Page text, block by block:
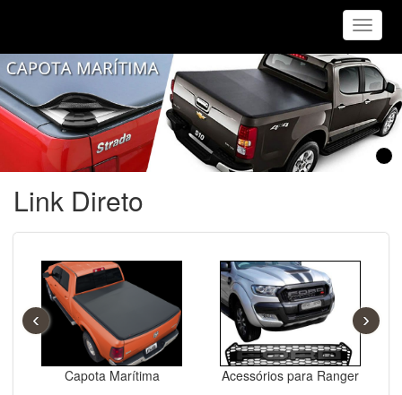
Toggle
Link Direto
Capota Marítima Acessórios para Ranger
‹ ›